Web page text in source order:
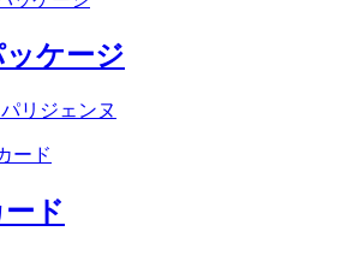
ケージ
パリジェンヌ
ド